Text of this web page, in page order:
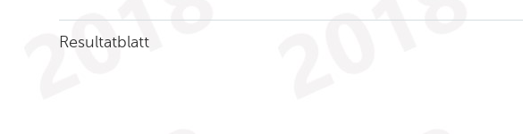
Resultatblatt